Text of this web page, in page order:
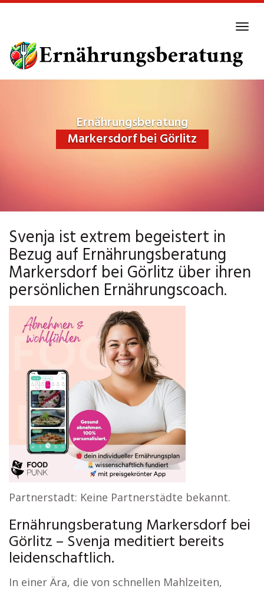
main
content
Ernährungsberatung
Markersdorf bei Görlitz
Svenja ist extrem begeistert in
Bezug auf Ernährungsberatung
Markersdorf bei Görlitz über ihren
persönlichen Ernährungscoach.
Partnerstadt: Keine Partnerstädte bekannt.
Ernährungsberatung Markersdorf bei
Görlitz – Svenja meditiert bereits
leidenschaftlich.
In einer Ära, die von schnellen Mahlzeiten,